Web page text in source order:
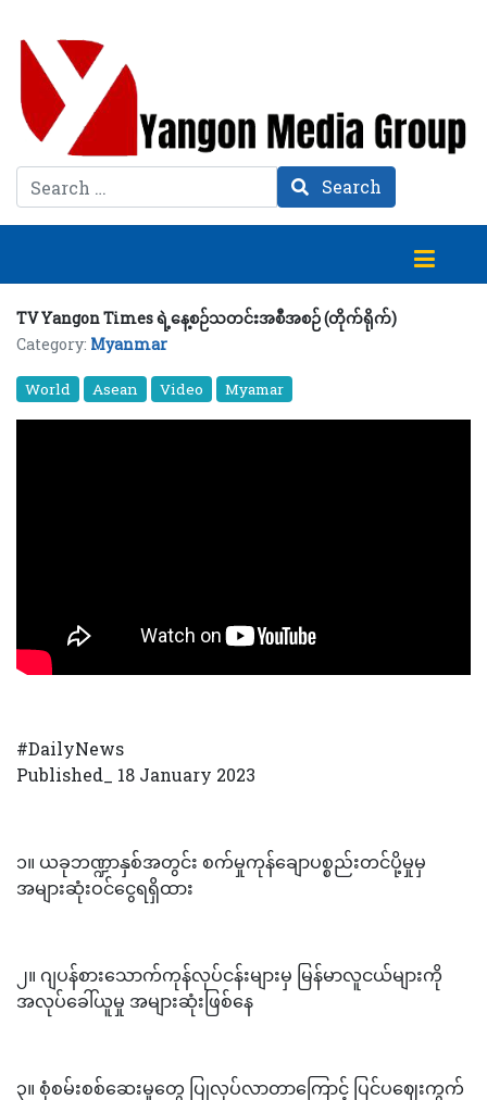
Search Search
TV Yangon Times ရဲ့နေ့စဉ်သတင်းအစီအစဉ် (တိုက်ရိုက်)
Category: Myanmar
World Asean Video Myamar
#DailyNews
Published_ 18 January 2023
၁။ ယခုဘဏ္ဍာနှစ်အတွင်း စက်မှုကုန်ချောပစ္စည်းတင်ပို့မှုမှ
အများဆုံးဝင်ငွေရရှိထား
၂။ ဂျပန်စားသောက်ကုန်လုပ်ငန်းများမှ မြန်မာလူငယ်များကို
အလုပ်ခေါ်ယူမှု အများဆုံးဖြစ်နေ
၃။ စုံစမ်းစစ်ဆေးမှုတွေ ပြုလုပ်လာတာကြောင့် ပြင်ပဈေးကွက်